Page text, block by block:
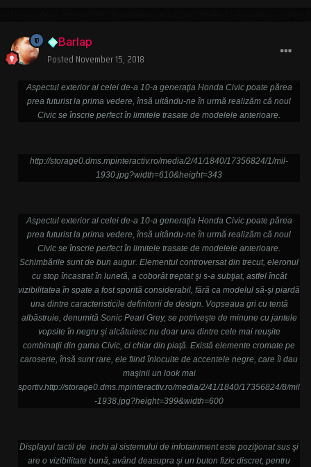
Barlap
Posted November 15, 2018
Aspectul exterior al celei de-a 10-a generaţia Honda Civic poate părea
prea futurist la prima vedere, însă uitându-ne în urmă realizăm că noul
Civic se înscrie perfect în limitele trasate de modelele anterioare.
http://storage0.dms.mpinteractiv.ro/media/2/41/1840/17356824/1/mil-
1930.jpg?width=610&height=343
Aspectul exterior al celei de-a 10-a generaţia Honda Civic poate părea
prea futurist la prima vedere, însă uitându-ne în urmă realizăm că noul
Civic se înscrie perfect în limitele trasate de modelele anterioare.
Schimbările sunt de bun augur. Elementul controversat din trecut, eleronul
cu stop încastrat în lunetă, a coborât treptat şi s-a subţiat, astfel încât
vizibilitatea în spate a fost sporită considerabil, fără ca modelul să-şi piardă
una dintre caracteristicile definitorii de design. Vopseaua gri cu tentă
albăstruie, denumită Sonic Pearl Grey, se potriveşte de minune cu jantele
vopsite în negru şi alcătuiesc nu doar una dintre cele mai reuşite
combinaţii din gama Civic, ci chiar din piaţă. Există elemente cromate pe
caroserie, însă sunt rare, ele fiind înlocuite de accentele negre, care îi dau
maşinii un look mai
sportiv.http://storage0.dms.mpinteractiv.ro/media/2/41/1840/17356824/8/mil
-1938.jpg?height=399&width=600
Displayul tactil de inchi al sistemului de infotainment este poziţionat sus şi
are o vizibilitate bună, având deasupra şi un buton fizic discret, pentru